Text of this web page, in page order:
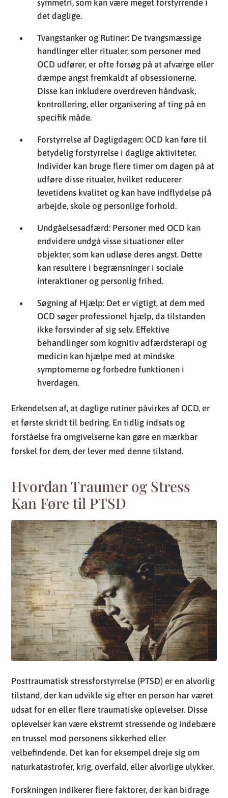
symmetri, som kan være meget forstyrrende i
det daglige.
Tvangstanker og Rutiner: De tvangsmæssige
handlinger eller ritualer, som personer med
OCD udfører, er ofte forsøg på at afværge eller
dæmpe angst fremkaldt af obsessionerne.
Disse kan inkludere overdreven håndvask,
kontrollering, eller organisering af ting på en
specifik måde.
Forstyrrelse af Dagligdagen: OCD kan føre til
betydelig forstyrrelse i daglige aktiviteter.
Individer kan bruge flere timer om dagen på at
udføre disse ritualer, hvilket reducerer
levetidens kvalitet og kan have indflydelse på
arbejde, skole og personlige forhold.
Undgåelsesadfærd: Personer med OCD kan
endvidere undgå visse situationer eller
objekter, som kan udløse deres angst. Dette
kan resultere i begrænsninger i sociale
interaktioner og personlig frihed.
Søgning af Hjælp: Det er vigtigt, at dem med
OCD søger professionel hjælp, da tilstanden
ikke forsvinder af sig selv. Effektive
behandlinger som kognitiv adfærdsterapi og
medicin kan hjælpe med at mindske
symptomerne og forbedre funktionen i
hverdagen.
Erkendelsen af, at daglige rutiner påvirkes af OCD, er
et første skridt til bedring. En tidlig indsats og
forståelse fra omgivelserne kan gøre en mærkbar
forskel for dem, der lever med denne tilstand.
Hvordan Traumer og Stress
Kan Føre til PTSD
Posttraumatisk stressforstyrrelse (PTSD) er en alvorlig
tilstand, der kan udvikle sig efter en person har været
udsat for en eller flere traumatiske oplevelser. Disse
oplevelser kan være ekstremt stressende og indebære
en trussel mod personens sikkerhed eller
velbefindende. Det kan for eksempel dreje sig om
naturkatastrofer, krig, overfald, eller alvorlige ulykker.
Forskningen indikerer flere faktorer, der kan bidrage